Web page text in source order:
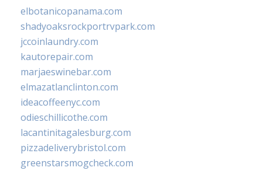
elbotanicopanama.com
shadyoaksrockportrvpark.com
jccoinlaundry.com
kautorepair.com
marjaeswinebar.com
elmazatlanclinton.com
ideacoffeenyc.com
odieschillicothe.com
lacantinitagalesburg.com
pizzadeliverybristol.com
greenstarsmogcheck.com